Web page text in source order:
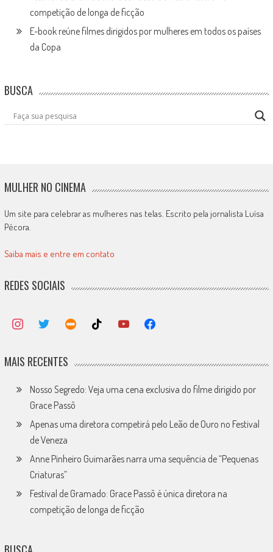
competição de longa de ficção
E-book reúne filmes dirigidos por mulheres em todos os países
da Copa
BUSCA
MULHER NO CINEMA
Um site para celebrar as mulheres nas telas. Escrito pela jornalista Luísa
Pécora.
Saiba mais e entre em contato
REDES SOCIAIS
MAIS RECENTES
Nosso Segredo: Veja uma cena exclusiva do filme dirigido por
Grace Passô
Apenas uma diretora competirá pelo Leão de Ouro no Festival
de Veneza
Anne Pinheiro Guimarães narra uma sequência de “Pequenas
Criaturas”
Festival de Gramado: Grace Passô é única diretora na
competição de longa de ficção